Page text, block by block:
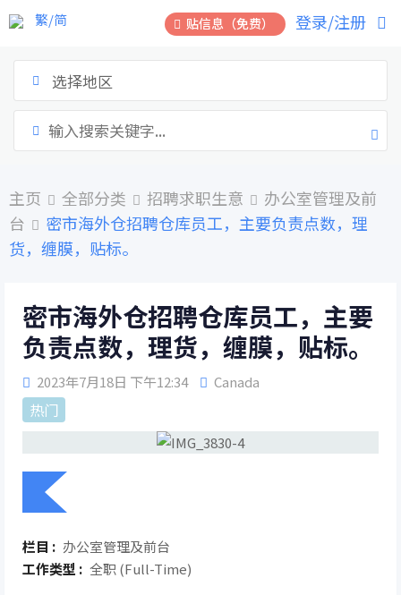
跳
到
贴信息（免费） 登录/注册
繁/简
选择地区
主页 全部分类 招聘求职生意
办公室管理及前
台
密市海外仓招聘仓库员工，主要负责点数，理
货，缠膜，贴标。
密市海外仓招聘仓库员工，主要
负责点数，理货，缠膜，贴标。
2023年7月18日 下午12:34 Canada
热门
栏目 : 办公室管理及前台
工作类型 : 全职 (Full-Time)